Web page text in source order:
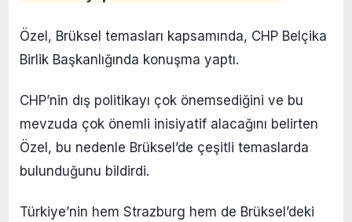
Özel, Brüksel temasları kapsamında, CHP Belçika
Birlik Başkanlığında konuşma yaptı.
CHP’nin dış politikayı çok önemsediğini ve bu
mevzuda çok önemli inisiyatif alacağını belirten
Özel, bu nedenle Brüksel’de çeşitli temaslarda
bulunduğunu bildirdi.
Türkiye’nin hem Strazburg hem de Brüksel’deki